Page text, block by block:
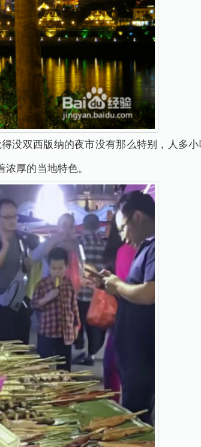
没双西版纳的夜市没有那么特别，人多
厚的当地特色。